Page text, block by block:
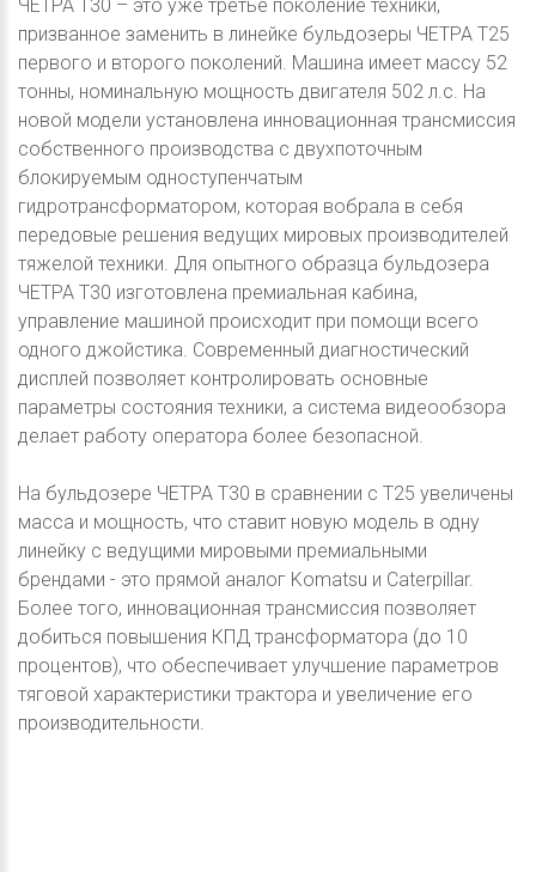
ЧЕТРА Т30 – это уже третье поколение техники,
призванное заменить в линейке бульдозеры ЧЕТРА Т25
первого и второго поколений. Машина имеет массу 52
тонны, номинальную мощность двигателя 502 л.с. На
новой модели установлена инновационная трансмиссия
собственного производства с двухпоточным
блокируемым одноступенчатым
гидротрансформатором, которая вобрала в себя
передовые решения ведущих мировых производителей
тяжелой техники. Для опытного образца бульдозера
ЧЕТРА Т30 изготовлена премиальная кабина,
управление машиной происходит при помощи всего
одного джойстика. Современный диагностический
дисплей позволяет контролировать основные
параметры состояния техники, а система видеообзора
делает работу оператора более безопасной.
На бульдозере ЧЕТРА Т30 в сравнении с Т25 увеличены
масса и мощность, что ставит новую модель в одну
линейку с ведущими мировыми премиальными
брендами - это прямой аналог Komatsu и Caterpillar.
Более того, инновационная трансмиссия позволяет
добиться повышения КПД трансформатора (до 10
процентов), что обеспечивает улучшение параметров
тяговой характеристики трактора и увеличение его
производительности.